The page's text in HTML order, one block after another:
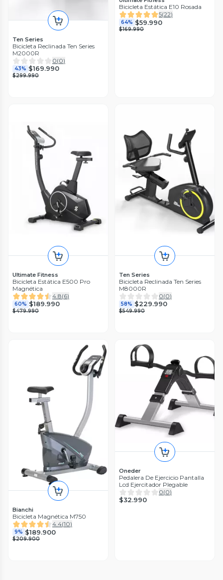
Ten Series
Bicicleta Reclinada Ten Series
M2000R
0(0)
43% $169.990
$299.990
Bicicleta Estática E10 Rosada
5(22)
64% $59.990
$169.990
Ultimate Fitness
Bicicleta Estática E500 Pro
Magnética
4.8(6)
60% $189.990
$479.990
Ten Series
Bicicleta Reclinada Ten Series
M8000R
0(0)
58% $229.990
$549.990
Bianchi
Bicicleta Magnética M750
4.4(10)
9% $189.900
$209.900
Oneder
Pedalera De Ejercicio Pantalla
Lcd Ejercitador Plegable
0(0)
$32.990